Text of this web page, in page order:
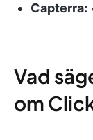
Capterra:
Vad
om